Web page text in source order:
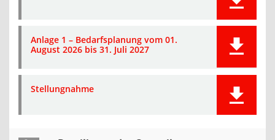
Anlage 1 – Bedarfsplanung vom 01.
August 2026 bis 31. Juli 2027
Stellungnahme